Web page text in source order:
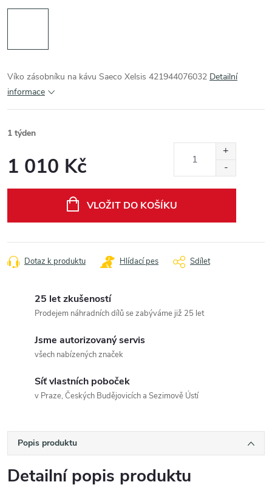
Víko zásobníku na kávu Saeco Xelsis 421944076032 Detailní
informace
1 týden
1 010 Kč
VLOŽIT DO KOŠÍKU
Dotaz k produktu Hlídací pes Sdílet
25 let zkušeností
Prodejem náhradních dílů se zabýváme již 25 let
Jsme autorizovaný servis
všech nabízených značek
Síť vlastních poboček
v Praze, Českých Budějovicích a Sezimově Ústí
Popis produktu
Detailní popis produktu